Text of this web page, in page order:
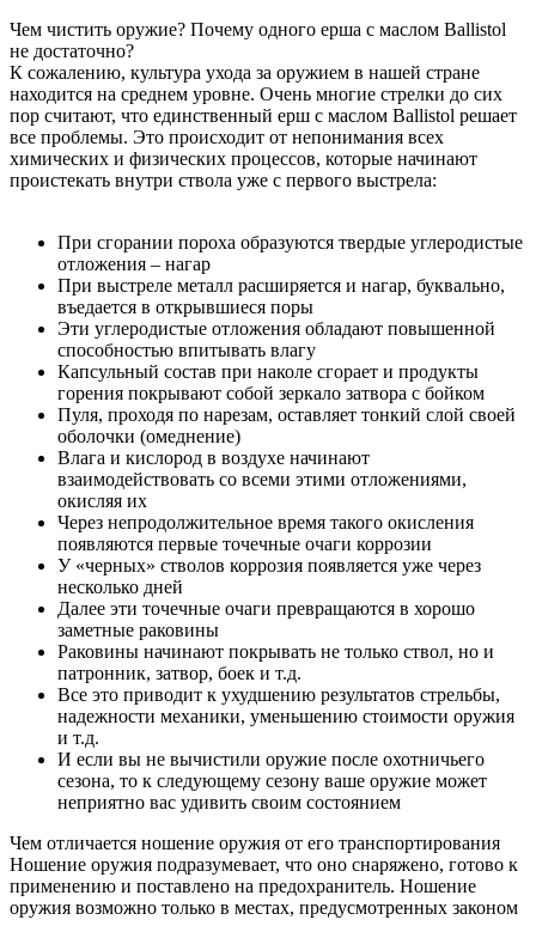
Чем чистить оружие? Почему одного ерша с маслом Ballistol
не достаточно?
К сожалению, культура ухода за оружием в нашей стране
находится на среднем уровне. Очень многие стрелки до сих
пор считают, что единственный ерш с маслом Ballistol решает
все проблемы. Это происходит от непонимания всех
химических и физических процессов, которые начинают
проистекать внутри ствола уже с первого выстрела:
При сгорании пороха образуются твердые углеродистые
отложения – нагар
При выстреле металл расширяется и нагар, буквально,
въедается в открывшиеся поры
Эти углеродистые отложения обладают повышенной
способностью впитывать влагу
Капсульный состав при наколе сгорает и продукты
горения покрывают собой зеркало затвора с бойком
Пуля, проходя по нарезам, оставляет тонкий слой своей
оболочки (омеднение)
Влага и кислород в воздухе начинают
взаимодействовать со всеми этими отложениями,
окисляя их
Через непродолжительное время такого окисления
появляются первые точечные очаги коррозии
У «черных» стволов коррозия появляется уже через
несколько дней
Далее эти точечные очаги превращаются в хорошо
заметные раковины
Раковины начинают покрывать не только ствол, но и
патронник, затвор, боек и т.д.
Все это приводит к ухудшению результатов стрельбы,
надежности механики, уменьшению стоимости оружия
и т.д.
И если вы не вычистили оружие после охотничьего
сезона, то к следующему сезону ваше оружие может
неприятно вас удивить своим состоянием
Чем отличается ношение оружия от его транспортирования
Ношение оружия подразумевает, что оно снаряжено, готово к
применению и поставлено на предохранитель. Ношение
оружия возможно только в местах, предусмотренных законом